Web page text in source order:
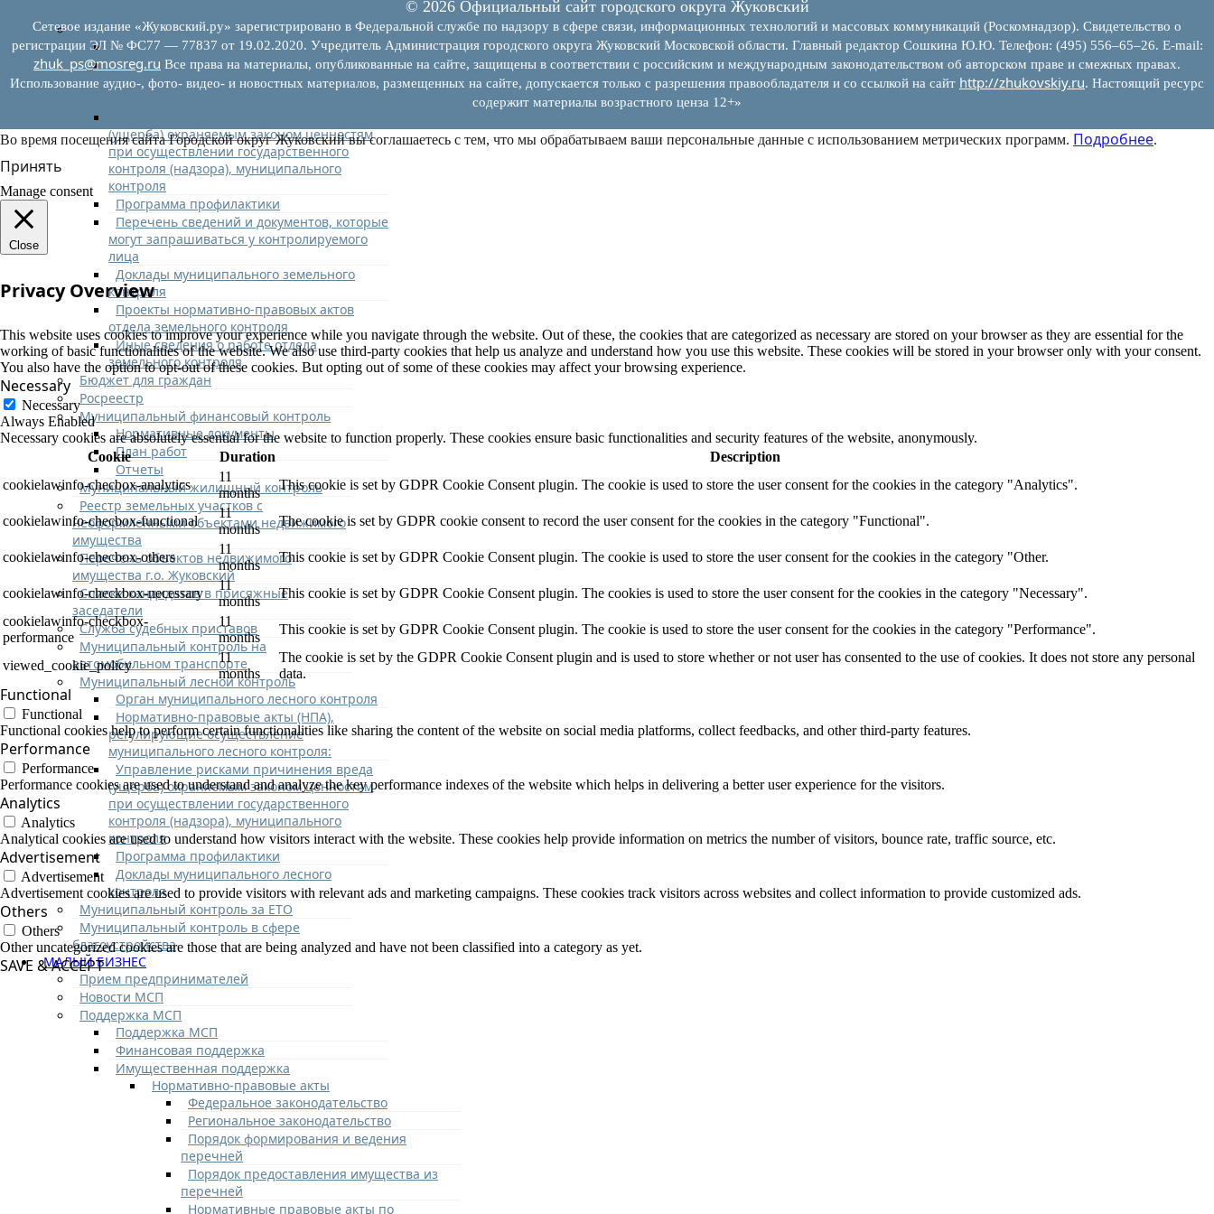
Муниципальный земельный контроль
Отдел земельного контроля
Нормативно-правовые акты (НПА),
регулирующие осуществление
(ущерба) охраняемым законом ценностям
при осуществлении государственного
контроля (надзора), муниципального
контроля
Программа профилактики
Перечень сведений и документов, которые
могут запрашиваться у контролируемого
лица
Доклады муниципального земельного
контроля
Проекты нормативно-правовых актов
отдела земельного контроля
Иные сведения о работе отдела
земельного контроля
Бюджет для граждан
Росреестр
Муниципальный финансовый контроль
Нормативные документы
План работ
Отчеты
Муниципальный жилищный контроль
Реестр земельных участков с
неоформленными объектами недвижимого
имущества
Перечень объектов недвижимого
имущества г.о. Жуковский
Списки кандидатов в присяжные
заседатели
Служба судебных приставов
Муниципальный контроль на
автомобильном транспорте
Муниципальный лесной контроль
Орган муниципального лесного контроля
Нормативно-правовые акты (НПА),
регулирующие осуществление
муниципального лесного контроля:
Управление рисками причинения вреда
(ущерба) охраняемым законом ценностям
при осуществлении государственного
контроля (надзора), муниципального
контроля
Программа профилактики
Доклады муниципального лесного
контроля
Муниципальный контроль за ЕТО
Муниципальный контроль в сфере
благоустройства
МАЛЫЙ БИЗНЕС
Прием предпринимателей
Новости МСП
Поддержка МСП
Поддержка МСП
Финансовая поддержка
Имущественная поддержка
Нормативно-правовые акты
Федеральное законодательство
Региональное законодательство
Порядок формирования и ведения
перечней
Порядок предоставления имущества из
перечней
Нормативные правовые акты по
© 2026 Официальный сайт городского округа Жуковский
Сетевое издание «Жуковский.ру» зарегистрировано в Федеральной службе по надзору в сфере связи, информационных технологий и массовых коммуникаций (Роскомнадзор). Свидетельство о
регистрации ЭЛ № ФС77 — 77837 от 19.02.2020. Учредитель Администрация городского округа Жуковский Московской области. Главный редактор Сошкина Ю.Ю. Телефон: (495) 556–65–26. E‑mail:
zhuk_ps@mosreg.ru Все права на материалы, опубликованные на сайте, защищены в соответствии с российским и международным законодательством об авторском праве и смежных правах.
Использование аудио-, фото- видео- и новостных материалов, размещенных на сайте, допускается только с разрешения правообладателя и со ссылкой на сайт http://zhukovskiy.ru. Настоящий ресурс
содержит материалы возрастного ценза 12+»
Во время посещения сайта Городской округ Жуковский вы соглашаетесь с тем, что мы обрабатываем ваши персональные данные с использованием метрических программ. Подробнее.
Принять
Manage consent
Close
Privacy Overview
This website uses cookies to improve your experience while you navigate through the website. Out of these, the cookies that are categorized as necessary are stored on your browser as they are essential for the
working of basic functionalities of the website. We also use third-party cookies that help us analyze and understand how you use this website. These cookies will be stored in your browser only with your consent.
You also have the option to opt-out of these cookies. But opting out of some of these cookies may affect your browsing experience.
Necessary
Necessary
Always Enabled
Necessary cookies are absolutely essential for the website to function properly. These cookies ensure basic functionalities and security features of the website, anonymously.
Cookie
Duration
Description
cookielawinfo-checbox-analytics
11
months
This cookie is set by GDPR Cookie Consent plugin. The cookie is used to store the user consent for the cookies in the category "Analytics".
cookielawinfo-checbox-functional
11
months
The cookie is set by GDPR cookie consent to record the user consent for the cookies in the category "Functional".
cookielawinfo-checbox-others
11
months
This cookie is set by GDPR Cookie Consent plugin. The cookie is used to store the user consent for the cookies in the category "Other.
cookielawinfo-checkbox-necessary
11
months
This cookie is set by GDPR Cookie Consent plugin. The cookies is used to store the user consent for the cookies in the category "Necessary".
cookielawinfo-checkbox-
performance
11
months
This cookie is set by GDPR Cookie Consent plugin. The cookie is used to store the user consent for the cookies in the category "Performance".
viewed_cookie_policy
11
months
The cookie is set by the GDPR Cookie Consent plugin and is used to store whether or not user has consented to the use of cookies. It does not store any personal
data.
Functional
Functional
Functional cookies help to perform certain functionalities like sharing the content of the website on social media platforms, collect feedbacks, and other third-party features.
Performance
Performance
Performance cookies are used to understand and analyze the key performance indexes of the website which helps in delivering a better user experience for the visitors.
Analytics
Analytics
Analytical cookies are used to understand how visitors interact with the website. These cookies help provide information on metrics the number of visitors, bounce rate, traffic source, etc.
Advertisement
Advertisement
Advertisement cookies are used to provide visitors with relevant ads and marketing campaigns. These cookies track visitors across websites and collect information to provide customized ads.
Others
Others
Other uncategorized cookies are those that are being analyzed and have not been classified into a category as yet.
SAVE & ACCEPT